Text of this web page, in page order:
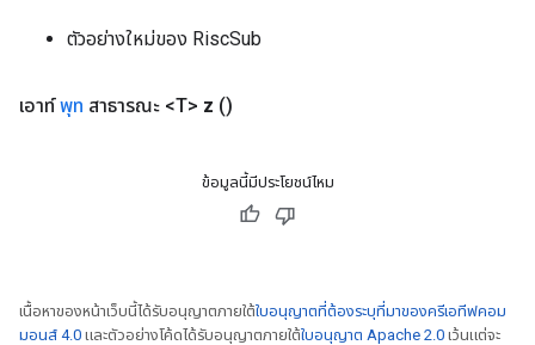
ตัวอย่างใหม่ของ RiscSub
เอาท์พุท สาธารณะ <T> z ()
ข้อมูลนี้มีประโยชน์ไหม
เนื้อหาของหน้าเว็บนี้ได้รับอนุญาตภายใต้ใบอนุญาตที่ต้องระบุที่มาของครีเอทีฟคอม
มอนส์ 4.0 และตัวอย่างโค้ดได้รับอนุญาตภายใต้ใบอนุญาต Apache 2.0 เว้นแต่จะ